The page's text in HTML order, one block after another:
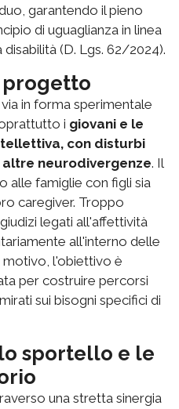
garantendo il pieno
di uguaglianza in linea
(D. Lgs. 62/2024).
progetto
in forma sperimentale
i giovani e le
con disturbi
neurodivergenze. Il
alle famiglie con figli sia
caregiver. Troppo
legati all'affettività
all'interno delle
motivo, l'obiettivo è
per costruire percorsi
sui bisogni specifici di
sportello e le
una stretta sinergia